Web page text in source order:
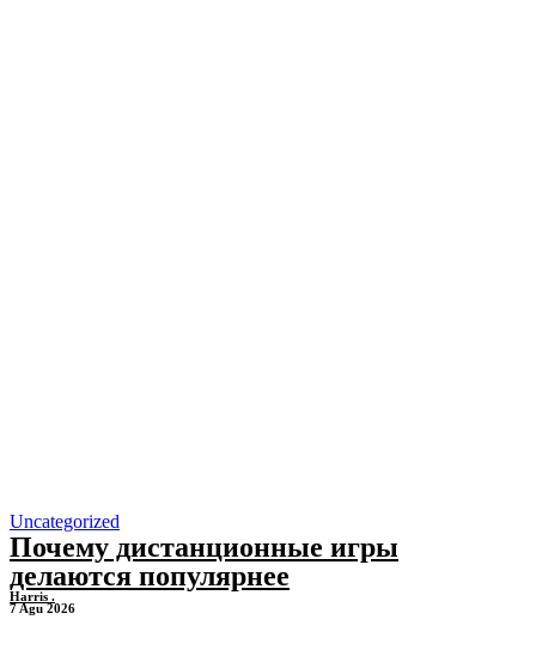
Uncategorized
Почему дистанционные игры
делаются популярнее
Harris .
7 Agu 2026